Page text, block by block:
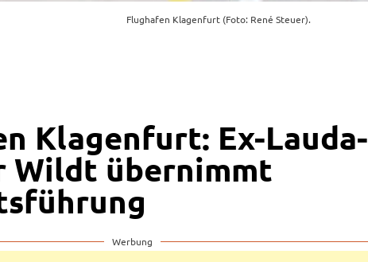
Flughafen Klagenfurt (Foto: René Steuer).
Klagenfurt: Ex-Lauda-
Wildt übernimmt
Werbung